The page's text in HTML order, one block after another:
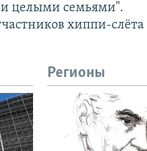
целыми семьями".
хиппи-слёта
Регионы